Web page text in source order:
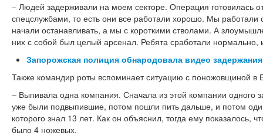
– Людей задерживали на моем секторе. Операция готовилась
спецслужбами, то есть они все работали хорошо. Мы работали
начали останавливать, а мы с короткими стволами. А
них с собой был целый арсенал. Ребята сработали нормально,
Запорожская полиция обнародовала видео
Также командир роты вспоминает ситуацию с поножовщиной
– Выпивала одна компания. Сначала из этой компании одного
уже были подвыпившие, потом пошли пить дальше, и потом
которого знал 13 лет. Как он объяснил, тогда ему показалось,
было 4 ножевых.